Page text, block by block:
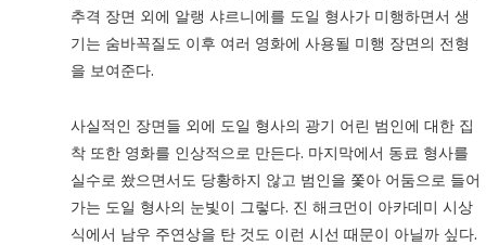
추격 장면 외에 알랭 샤르니에를 도일 형사가 미행하면서 생
기는 숨바꼭질도 이후 여러 영화에 사용될 미행 장면의 전형
을 보여준다.
사실적인 장면들 외에 도일 형사의 광기 어린 범인에 대한 집
착 또한 영화를 인상적으로 만든다. 마지막에서 동료 형사를
실수로 쐈으면서도 당황하지 않고 범인을 쫓아 어둠으로 들어
가는 도일 형사의 눈빛이 그렇다. 진 해크먼이 아카데미 시상
식에서 남우 주연상을 탄 것도 이런 시선 때문이 아닐까 싶다.